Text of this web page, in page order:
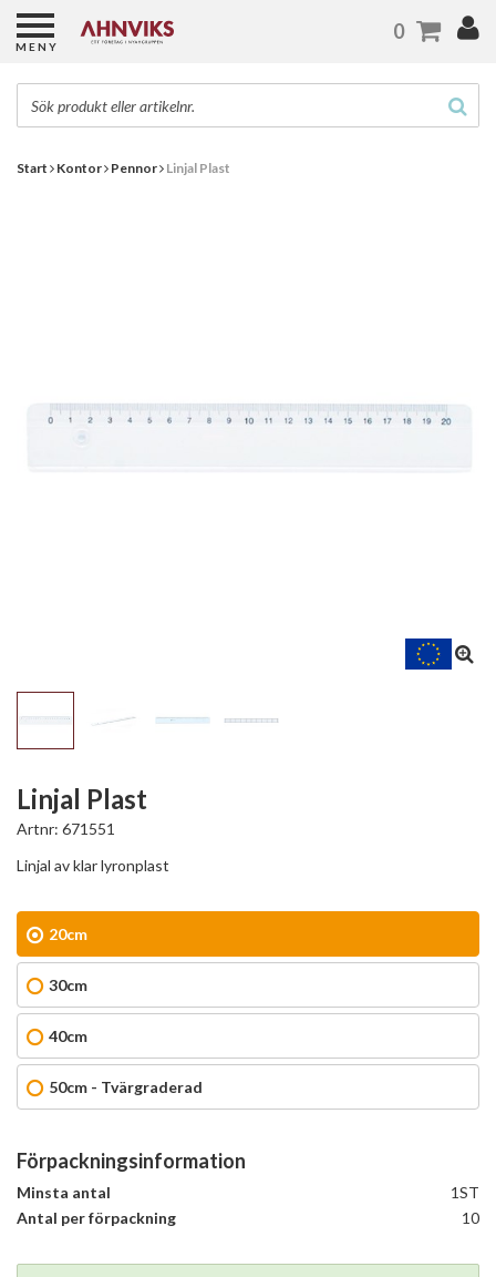
Start Kontor Pennor Linjal Plast
Linjal Plast
Artnr: 671551
Linjal av klar lyronplast
20cm
30cm
40cm
50cm - Tvärgraderad
Förpackningsinformation
Minsta antal
1ST
Antal per förpackning
10
MENY
0